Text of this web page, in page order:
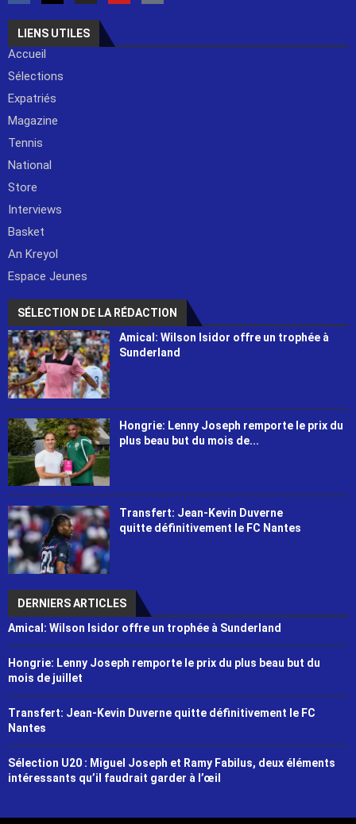
LIENS UTILES
Accueil
Sélections
Expatriés
Magazine
Tennis
National
Store
Interviews
Basket
An Kreyol
Espace Jeunes
SÉLECTION DE LA RÉDACTION
Amical: Wilson Isidor offre un trophée à
Sunderland
Hongrie: Lenny Joseph remporte le prix du
plus beau but du mois de...
Transfert: Jean-Kevin Duverne
quitte définitivement le FC Nantes
DERNIERS ARTICLES
Amical: Wilson Isidor offre un trophée à Sunderland
Hongrie: Lenny Joseph remporte le prix du plus beau but du
mois de juillet
Transfert: Jean-Kevin Duverne quitte définitivement le FC
Nantes
Sélection U20 : Miguel Joseph et Ramy Fabilus, deux éléments
intéressants qu’il faudrait garder à l’œil